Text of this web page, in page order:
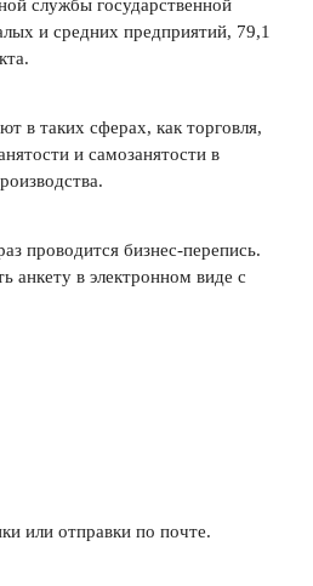
службы государственной
и средних предприятий, 79,1
в таких сферах, как торговля,
и самозанятости в
проводится бизнес-перепись.
анкету в электронном виде с
или отправки по почте.